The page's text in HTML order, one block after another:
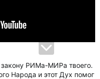
закону РИМа-МИРа твоего.
Народа и этот Дух помог